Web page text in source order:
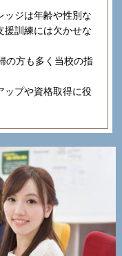
ッジは年齢や性別な
援訓練には欠かせな
の方も多く当校の指
ップや資格取得に役